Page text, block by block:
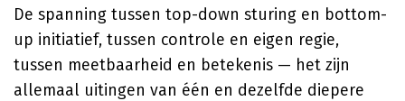
De spanning tussen top-down sturing en bottom-
up initiatief, tussen controle en eigen regie,
tussen meetbaarheid en betekenis — het zijn
allemaal uitingen van één en dezelfde diepere